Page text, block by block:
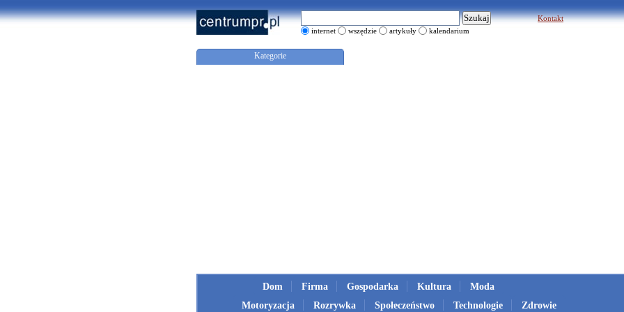
internet wszędzie artykuły kalendarium
Kontakt
Kategorie
Dom Firma Gospodarka Kultura
Moda
Motoryzacja
Rozrywka Społeczeństwo Technologie Zdrowie